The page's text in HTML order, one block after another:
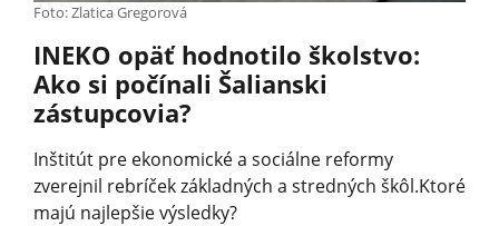
Foto: Zlatica Gregorová
INEKO opäť hodnotilo školstvo:
Ako si počínali Šalianski
zástupcovia?
Inštitút pre ekonomické a sociálne reformy
zverejnil rebríček základných a stredných škôl.Ktoré
majú najlepšie výsledky?